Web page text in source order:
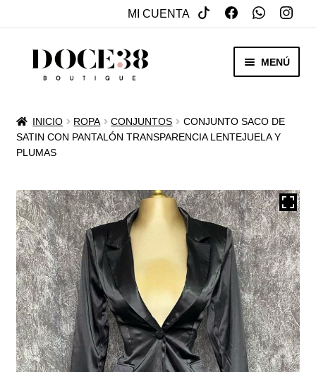
MI CUENTA
SALTAR
MENÚ
VENTA
VESTIDOS DE NOVIA
OTROS
MENÚ
HIJO
ACCESORIOS
INICIO ROPA CONJUNTOS
CONJUNTO SACO DE
SATIN CON PANTALÓN TRANSPARENCIA LENTEJUELA Y
PLUMAS